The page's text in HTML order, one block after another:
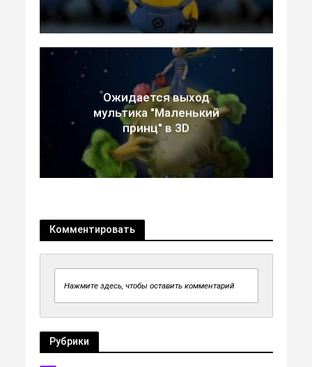
Ожидается выход
мультика "Маленький
принц" в 3D
Комментировать
Нажмите здесь, чтобы оставить комментарий
Рубрики